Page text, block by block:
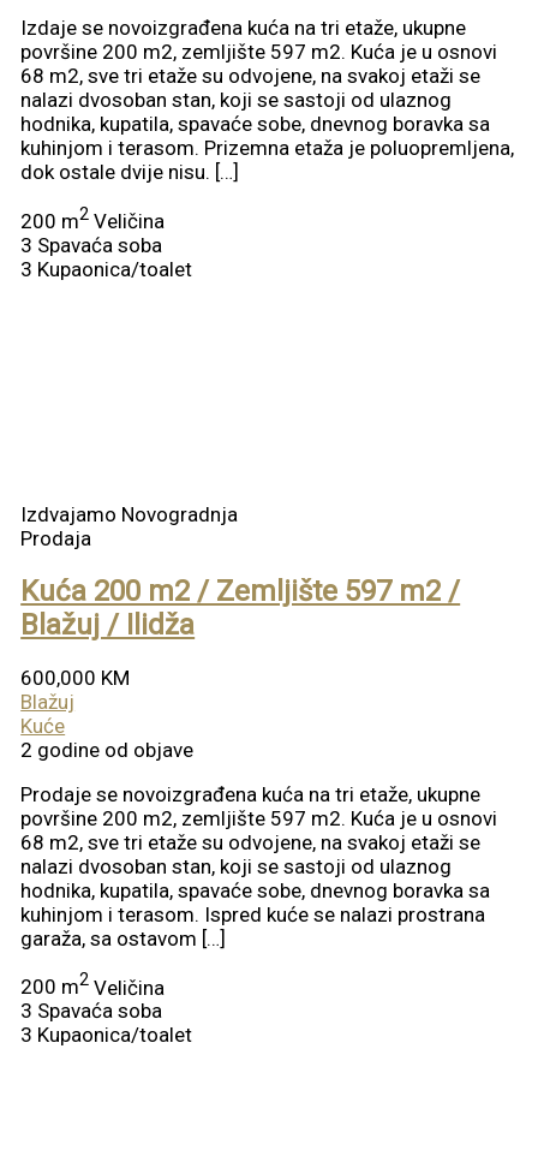
Izdaje se novoizgrađena kuća na tri etaže, ukupne
površine 200 m2, zemljište 597 m2. Kuća je u osnovi
68 m2, sve tri etaže su odvojene, na svakoj etaži se
nalazi dvosoban stan, koji se sastoji od ulaznog
hodnika, kupatila, spavaće sobe, dnevnog boravka sa
kuhinjom i terasom. Prizemna etaža je poluopremljena,
dok ostale dvije nisu. […]
200 m2 Veličina
3 Spavaća soba
3 Kupaonica/toalet
Izdvajamo Novogradnja
Prodaja
Kuća 200 m2 / Zemljište 597 m2 /
Blažuj / Ilidža
600,000 KM
Blažuj
Kuće
2 godine od objave
Prodaje se novoizgrađena kuća na tri etaže, ukupne
površine 200 m2, zemljište 597 m2. Kuća je u osnovi
68 m2, sve tri etaže su odvojene, na svakoj etaži se
nalazi dvosoban stan, koji se sastoji od ulaznog
hodnika, kupatila, spavaće sobe, dnevnog boravka sa
kuhinjom i terasom. Ispred kuće se nalazi prostrana
garaža, sa ostavom […]
200 m2 Veličina
3 Spavaća soba
3 Kupaonica/toalet